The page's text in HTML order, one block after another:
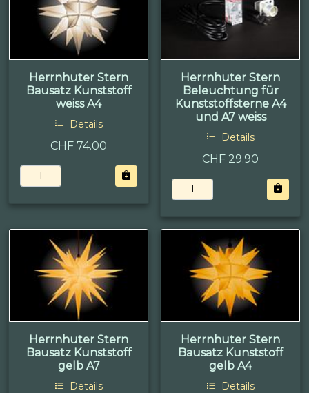
Herrnhuter Stern
Bausatz Kunststoff
weiss A4
Details
CHF 74.00
Herrnhuter Stern
Beleuchtung für
Kunststoffsterne A4
und A7 weiss
Details
CHF 29.90
Herrnhuter Stern
Bausatz Kunststoff
gelb A7
Details
Herrnhuter Stern
Bausatz Kunststoff
gelb A4
Details